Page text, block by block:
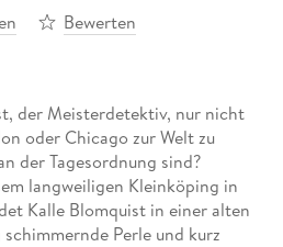
Bewerten
der Meisterdetektiv, nur nicht
oder Chicago zur Welt zu
der Tagesordnung sind?
langweiligen Kleinköping in
Kalle Blomquist in einer alten
Perle und kurz